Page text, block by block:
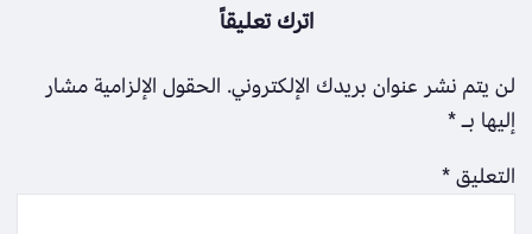
اترك تعليقاً
لن يتم نشر عنوان بريدك الإلكتروني. الحقول الإلزامية مشار
إليها بـ*
التعليق*